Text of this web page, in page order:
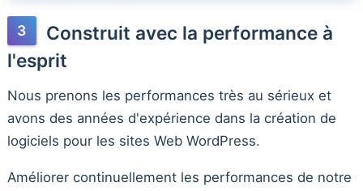
Construit avec la performance à
l'esprit
Nous prenons les performances très au sérieux et
avons des années d'expérience dans la création de
logiciels pour les sites Web WordPress.
Améliorer continuellement les performances de notre